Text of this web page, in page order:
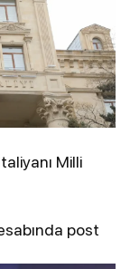
Milli
post